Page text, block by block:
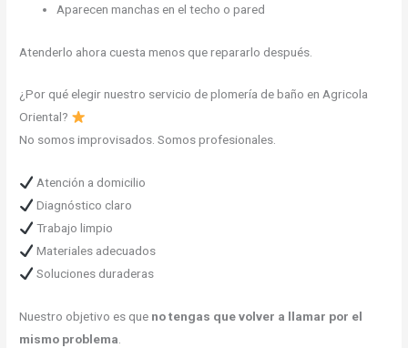
Aparecen manchas en el techo o pared
Atenderlo ahora cuesta menos que repararlo después.
¿Por qué elegir nuestro servicio de plomería de baño en Agricola
Oriental?
No somos improvisados. Somos profesionales.
Atención a domicilio
Diagnóstico claro
Trabajo limpio
Materiales adecuados
Soluciones duraderas
Nuestro objetivo es que no tengas que volver a llamar por el
mismo problema